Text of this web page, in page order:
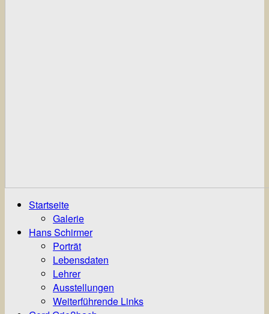
Startseite
Galerie
Hans Schirmer
Porträt
Lebensdaten
Lehrer
Ausstellungen
Weiterführende Links